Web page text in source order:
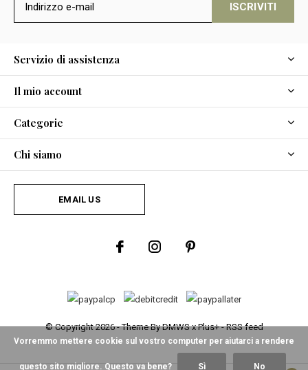
ISCRIVITI
Servizio di assistenza
Il mio account
Categorie
Chi siamo
EMAIL US
© Copyright2026- Theme ByDMWSxPlus+-RSS feed
Vorremmo mettere cookie sul vostro computer per aiutarci a rendere
questo sito migliore. Questo va bene? Sì No